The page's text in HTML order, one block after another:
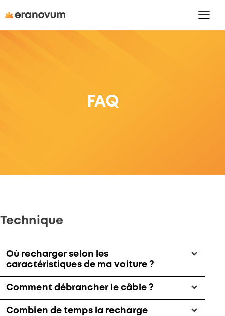
FAQ
Technique
Où recharger selon les
caractéristiques de ma voiture ?
Comment débrancher le câble ?
Combien de temps la recharge